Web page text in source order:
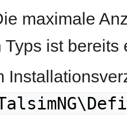
maximale
Typs ist bereits